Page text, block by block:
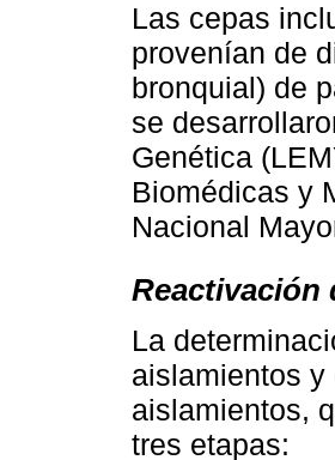
Las cepas
provenían de
bronquial) de
se
Genética
Biomédicas y
Nacional
Reactivación
La
aislamientos y
aislamientos,
tres etapas: